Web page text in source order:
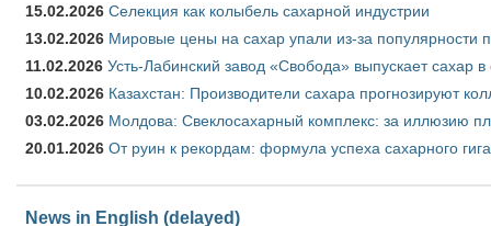
15.02.2026 Селекция как колыбель сахарной индустрии
13.02.2026 Мировые цены на сахар упали из-за популярности
11.02.2026 Усть-Лабинский завод «Свобода» выпускает сахар в
10.02.2026 Казахстан: Производители сахара прогнозируют
03.02.2026 Молдова: Свеклосахарный комплекс: за иллюзию
20.01.2026 От руин к рекордам: формула успеха сахарного
News in English (delayed)